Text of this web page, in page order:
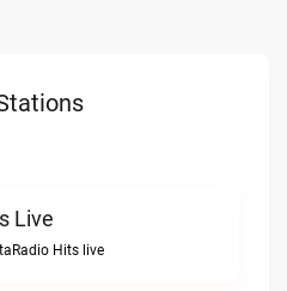
Live
Hits live